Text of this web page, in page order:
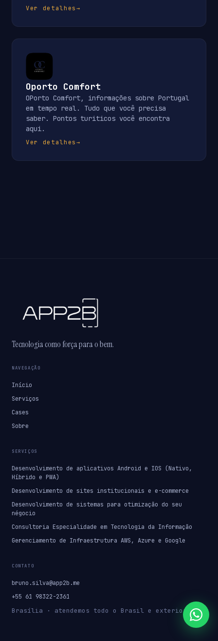
Ver detalhes→
Oporto Comfort
OPorto Comfort, informações sobre Portugal
em tempo real. Tudo que você precisa
saber. Pontos turiticos você encontra
aqui.
Ver detalhes→
Tecnologia como força para o bem.
NAVEGAÇÃO
Início
Serviços
Cases
Sobre
SERVIÇOS
Desenvolvimento de aplicativos Android e IOS (Nativo,
Híbrido e PWA)
Desenvolvimento de sites institucionais e e-commerce
Desenvolvimento de sistemas para otimização do seu
négocio
Consultoria Especialidade em Tecnologia da Informação
Gerenciamento de Infraestrutura AWS, Azure e Google
CONTATO
bruno.silva@app2b.me
+55 61 98322-2361
Brasília · atendemos todo o Brasil e exterior